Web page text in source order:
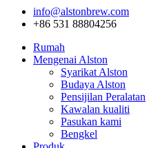
info@alstonbrew.com
+86 531 88804256
Rumah
Mengenai Alston
Syarikat Alston
Budaya Alston
Pensijilan Peralatan
Kawalan kualiti
Pasukan kami
Bengkel